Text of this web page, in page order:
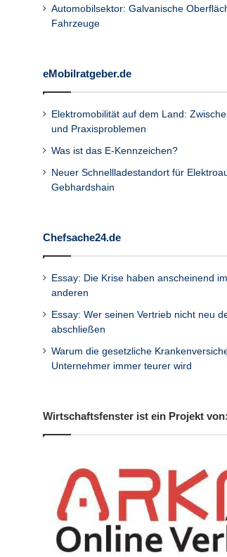
Automobilsektor: Galvanische
Fahrzeuge
eMobilratgeber.de
Elektromobilität auf dem Land:
und Praxisproblemen
Was ist das E-Kennzeichen?
Neuer Schnellladestandort für
Gebhardshain
Chefsache24.de
Essay: Die Krise haben anscheinend
anderen
Essay: Wer seinen Vertrieb nicht neu
abschließen
Warum die gesetzliche
Unternehmer immer teurer wird
Wirtschaftsfenster ist ein Projekt von: